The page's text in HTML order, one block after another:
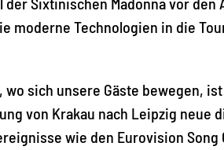
moderne Technologien in die
wo sich unsere Gäste bewegen,
von Krakau nach Leipzig
wie den Eurovision